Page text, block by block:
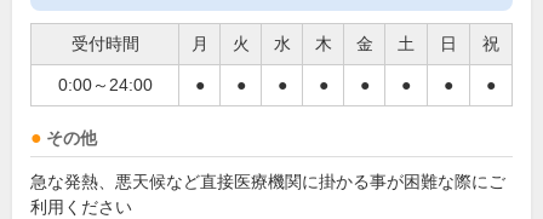
受付時間 月 火 水 木 金 土 日 祝
0:00～24:00 ● ● ● ● ● ● ● ●
その他
急な発熱、悪天候など直接医療機関に掛かる事が困難な際にご
利用ください